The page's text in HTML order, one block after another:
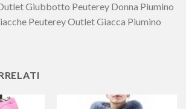
Giubbotto Peuterey Donna Piumino
Peuterey Outlet Giacca Piumino